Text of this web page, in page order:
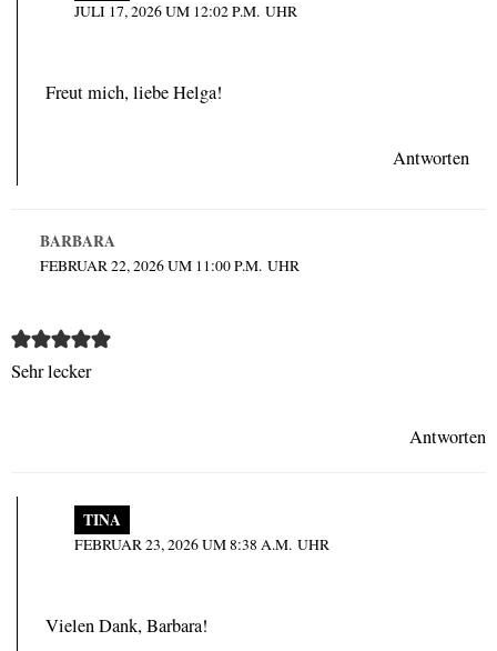
JULI 17, 2026 UM 12:02 P.M. UHR
Freut mich, liebe Helga!
Antworten
BARBARA
FEBRUAR 22, 2026 UM 11:00 P.M. UHR
Sehr lecker
Antworten
TINA
FEBRUAR 23, 2026 UM 8:38 A.M. UHR
Vielen Dank, Barbara!